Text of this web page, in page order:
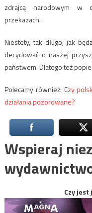
zdrajcą narodowym w
przekazach.
Niestety, tak długo, jak
decydować o naszej
państwem. Dlatego też
Polecamy również: Czy
działania pozorowane?
Wspieraj
Czy jest